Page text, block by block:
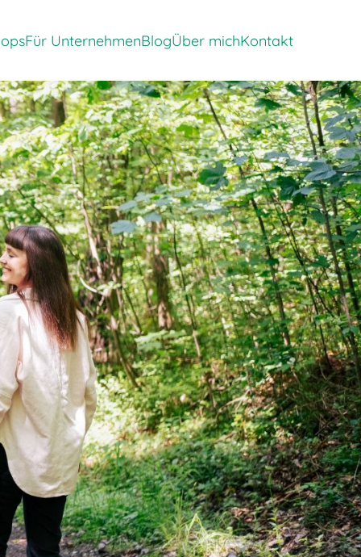
von 'Events & Workshops'
Für Unternehmen
Zeige Menü-Unterpunkte von 'Für Unternehmen'
Blog
Zeige Menü-Unterpunkte von
Über michKontakt